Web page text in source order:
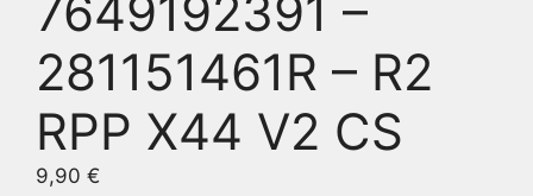
7649192391 –
281151461R – R2
RPP X44 V2 CS
9,90 €